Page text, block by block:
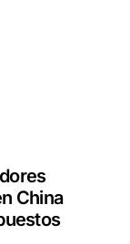
China